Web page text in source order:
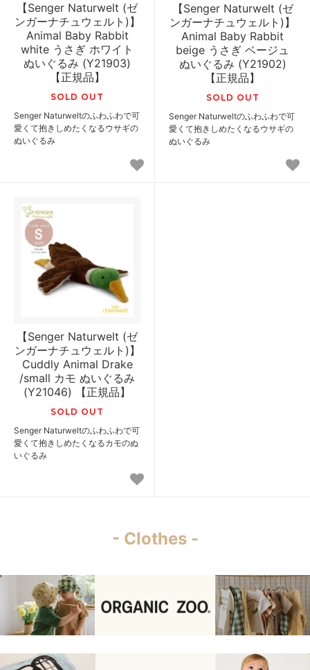
【Senger Naturwelt (ゼ
ンガーナチュウェルト)】
Animal Baby Rabbit
white うさぎ ホワイト
ぬいぐるみ (Y21903)
【正規品】
SOLD OUT
Senger Naturweltのふわふわで可
愛くて抱きしめたくなるウサギの
ぬいぐるみ
【Senger Naturwelt (ゼ
ンガーナチュウェルト)】
Animal Baby Rabbit
beige うさぎ ベージュ
ぬいぐるみ (Y21902)
【正規品】
SOLD OUT
Senger Naturweltのふわふわで可
愛くて抱きしめたくなるウサギの
ぬいぐるみ
【Senger Naturwelt (ゼ
ンガーナチュウェルト)】
Cuddly Animal Drake
/small カモ ぬいぐるみ
(Y21046) 【正規品】
SOLD OUT
Senger Naturweltのふわふわで可
愛くて抱きしめたくなるカモのぬ
いぐるみ
- Clothes -